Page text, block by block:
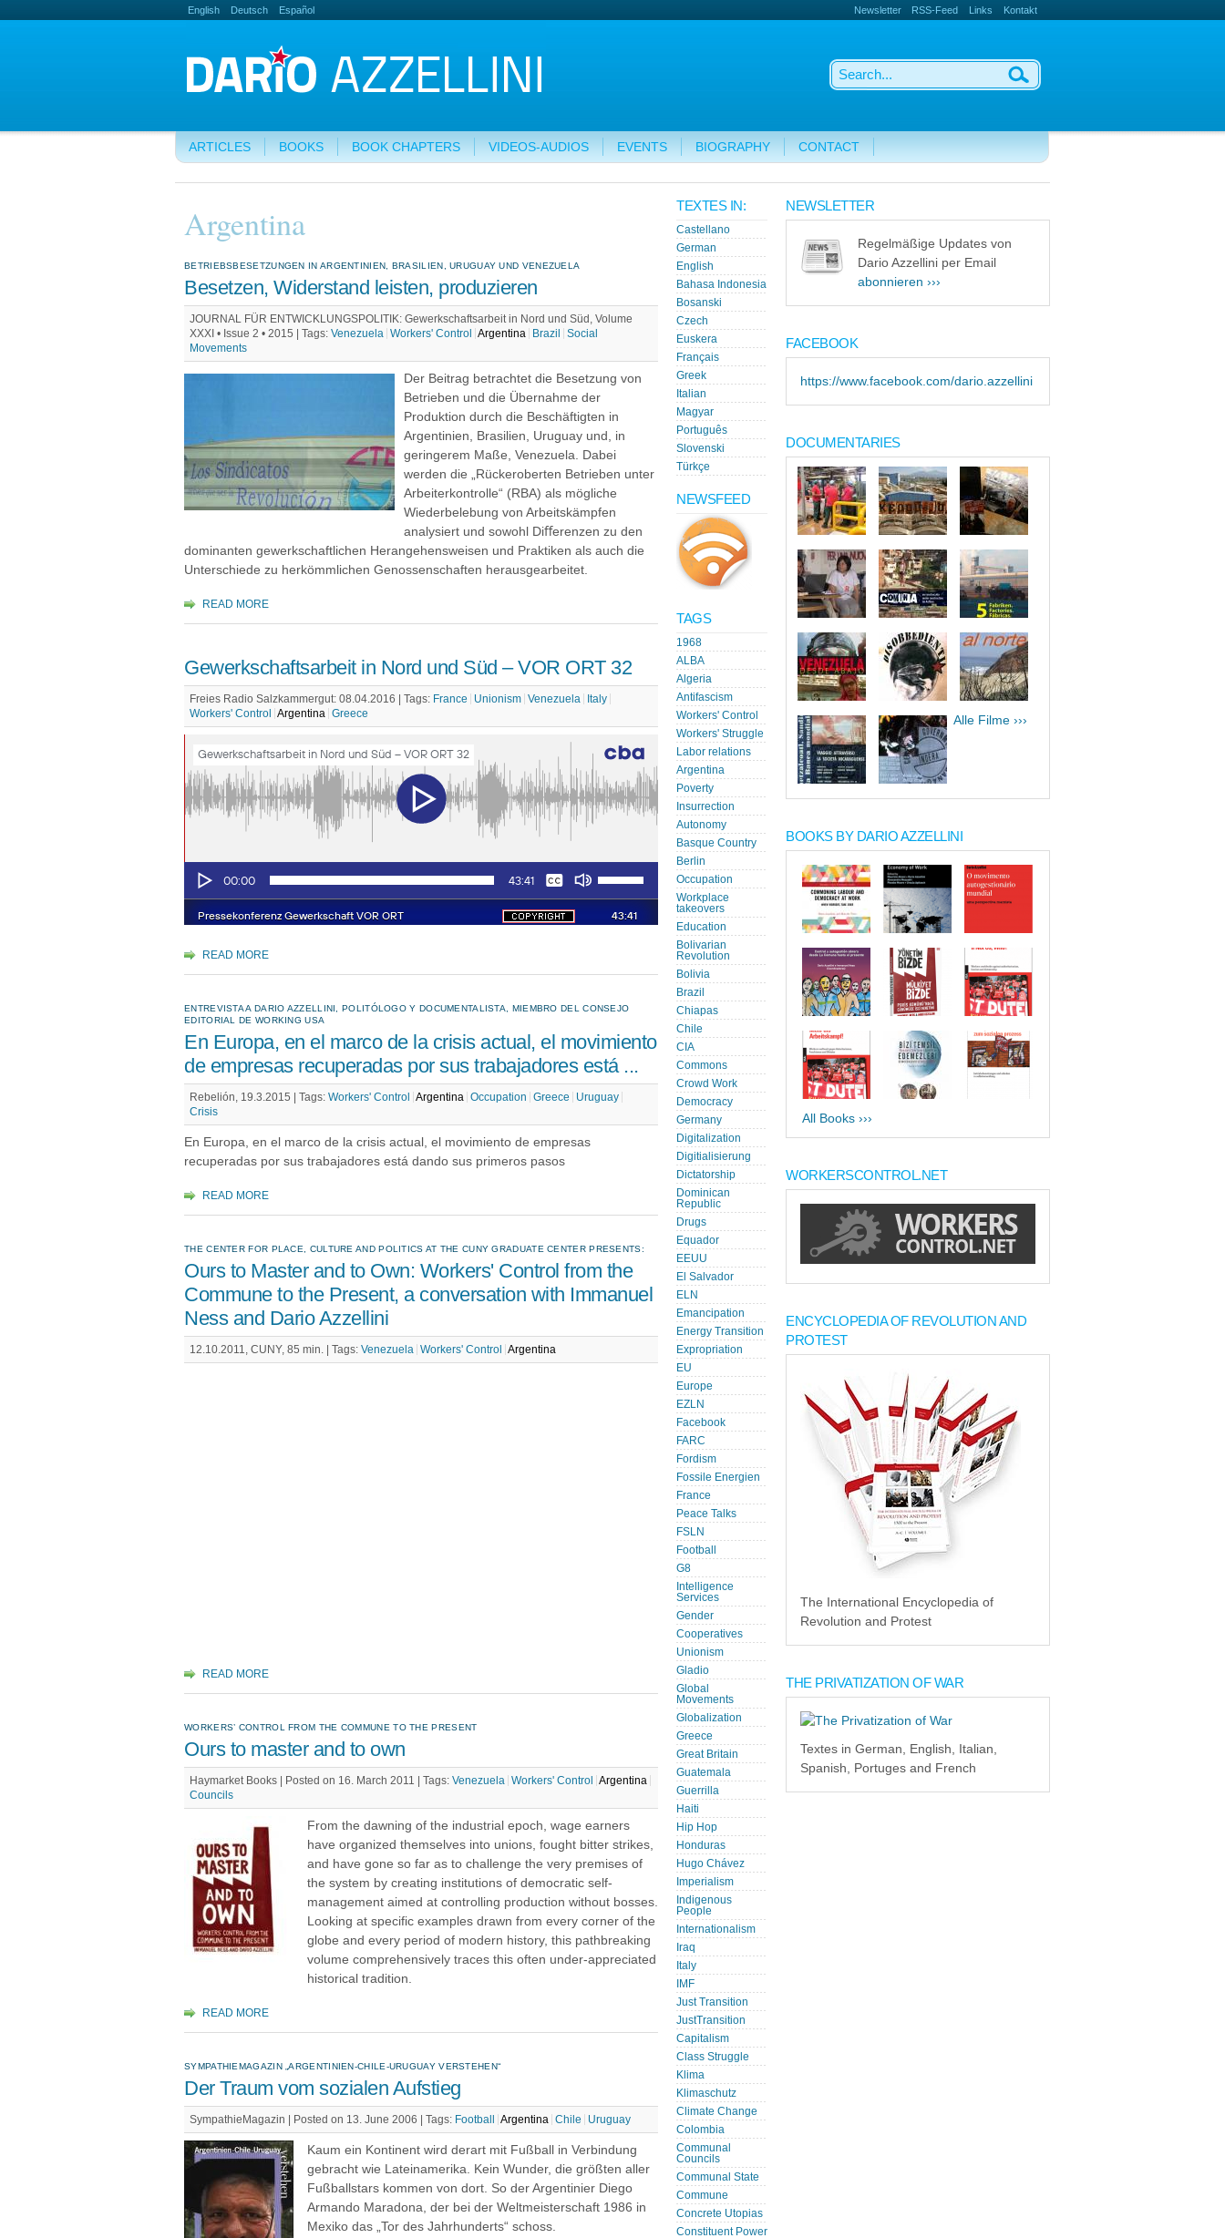
English Deutsch Español Newsletter RSS-Feed Links Kontakt
ARTICLES BOOKS BOOK CHAPTERS VIDEOS-AUDIOS EVENTS BIOGRAPHY CONTACT
Argentina
BETRIEBSBESETZUNGEN IN ARGENTINIEN, BRASILIEN, URUGUAY UND VENEZUELA
Besetzen, Widerstand leisten, produzieren
JOURNAL FÜR ENTWICKLUNGSPOLITIK: Gewerkschaftsarbeit in Nord und Süd, Volume
XXXI • Issue 2 • 2015 | Tags: Venezuela Workers' Control Argentina Brazil
Social
Movements
Der Beitrag betrachtet die Besetzung von
Betrieben und die Übernahme der
Produktion durch die Beschäftigten in
Argentinien, Brasilien, Uruguay und, in
geringerem Maße, Venezuela. Dabei
werden die „Rückeroberten Betrieben unter
Arbeiterkontrolle“ (RBA) als mögliche
Wiederbelebung von Arbeitskämpfen
analysiert und sowohl Diﬀerenzen zu den
dominanten gewerkschaftlichen Herangehensweisen und Praktiken als auch die
Unterschiede zu herkömmlichen Genossenschaften herausgearbeitet.
READ MORE
Gewerkschaftsarbeit in Nord und Süd – VOR ORT 32
Freies Radio Salzkammergut: 08.04.2016 | Tags: France Unionism Venezuela
Italy
Workers' Control
Argentina Greece
READ MORE
ENTREVISTA A DARIO AZZELLINI, POLITÓLOGO Y DOCUMENTALISTA, MIEMBRO DEL CONSEJO
EDITORIAL DE WORKING USA
En Europa, en el marco de la crisis actual, el movimiento
de empresas recuperadas por sus trabajadores está ...
Rebelión, 19.3.2015 | Tags: Workers' Control Argentina Occupation Greece
Uruguay
Crisis
En Europa, en el marco de la crisis actual, el movimiento de empresas
recuperadas por sus trabajadores está dando sus primeros pasos
READ MORE
THE CENTER FOR PLACE, CULTURE AND POLITICS AT THE CUNY GRADUATE CENTER PRESENTS:
Ours to Master and to Own: Workers' Control from the
Commune to the Present, a conversation with Immanuel
Ness and Dario Azzellini
12.10.2011, CUNY, 85 min. | Tags: Venezuela Workers' Control Argentina
READ MORE
WORKERS’ CONTROL FROM THE COMMUNE TO THE PRESENT
Ours to master and to own
Haymarket Books | Posted on 16. March 2011 | Tags: Venezuela Workers' Control
Argentina
Councils
From the dawning of the industrial epoch, wage earners
have organized themselves into unions, fought bitter strikes,
and have gone so far as to challenge the very premises of
the system by creating institutions of democratic self-
management aimed at controlling production without bosses.
Looking at specific examples drawn from every corner of the
globe and every period of modern history, this pathbreaking
volume comprehensively traces this often under-appreciated
historical tradition.
READ MORE
SYMPATHIEMAGAZIN „ARGENTINIEN-CHILE-URUGUAY VERSTEHEN“
Der Traum vom sozialen Aufstieg
SympathieMagazin | Posted on 13. June 2006 | Tags: Football Argentina Chile Uruguay
Kaum ein Kontinent wird derart mit Fußball in Verbindung
gebracht wie Lateinamerika. Kein Wunder, die größten aller
Fußballstars kommen von dort. So der Argentinier Diego
Armando Maradona, der bei der Weltmeisterschaft 1986 in
Mexiko das „Tor des Jahrhunderts“ schoss.
TEXTES IN:
Castellano
German
English
Bahasa Indonesia
Bosanski
Czech
Euskera
Français
Greek
Italian
Magyar
Português
Slovenski
Türkçe
NEWSFEED
TAGS
1968
ALBA
Algeria
Antifascism
Workers' Control
Workers' Struggle
Labor relations
Argentina
Poverty
Insurrection
Autonomy
Basque Country
Berlin
Occupation
Workplace
takeovers
Education
Bolivarian
Revolution
Bolivia
Brazil
Chiapas
Chile
CIA
Commons
Crowd Work
Democracy
Germany
Digitalization
Digitialisierung
Dictatorship
Dominican
Republic
Drugs
Equador
EEUU
El Salvador
ELN
Emancipation
Energy Transition
Expropriation
EU
Europe
EZLN
Facebook
FARC
Fordism
Fossile Energien
France
Peace Talks
FSLN
Football
G8
Intelligence
Services
Gender
Cooperatives
Unionism
Gladio
Global
Movements
Globalization
Greece
Great Britain
Guatemala
Guerrilla
Haiti
Hip Hop
Honduras
Hugo Chávez
Imperialism
Indigenous
People
Internationalism
Iraq
Italy
IMF
Just Transition
JustTransition
Capitalism
Class Struggle
Klima
Klimaschutz
Climate Change
Colombia
Communal
Councils
Communal State
Commune
Concrete Utopias
Constituent Power
NEWSLETTER
Regelmäßige Updates von
Dario Azzellini per Email
abonnieren ›››
FACEBOOK
https://www.facebook.com/dario.azzellini
DOCUMENTARIES
Alle Filme ›››
BOOKS BY DARIO AZZELLINI
All Books ›››
WORKERSCONTROL.NET
ENCYCLOPEDIA OF REVOLUTION AND
PROTEST
The International Encyclopedia of
Revolution and Protest
THE PRIVATIZATION OF WAR
Textes in German, English, Italian,
Spanish, Portuges and French